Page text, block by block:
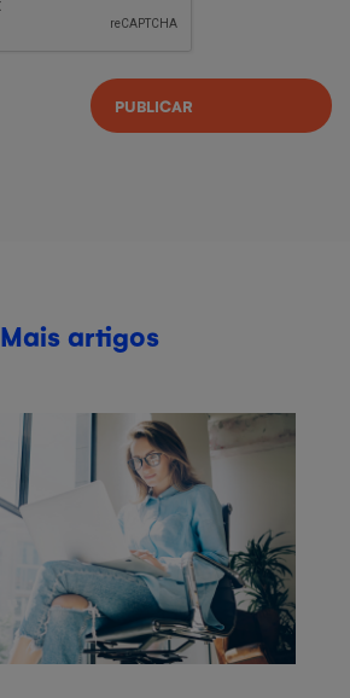
PUBLICAR
Mais artigos